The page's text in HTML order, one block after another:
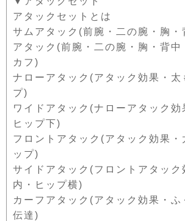
アタックセットとは
サムアタック(前腕・二の腕・胸・
アタック(前腕・二の腕・胸・背中
カフ)
ナローアタック(アタック効果・太
プ)
ワイドアタック(ナローアタック効
ヒップ下)
フロントアタック(アタック効果・
ップ)
サイドアタック(フロントアタック
内・ヒップ横)
カーフアタック(アタック効果・ふ
伝達)